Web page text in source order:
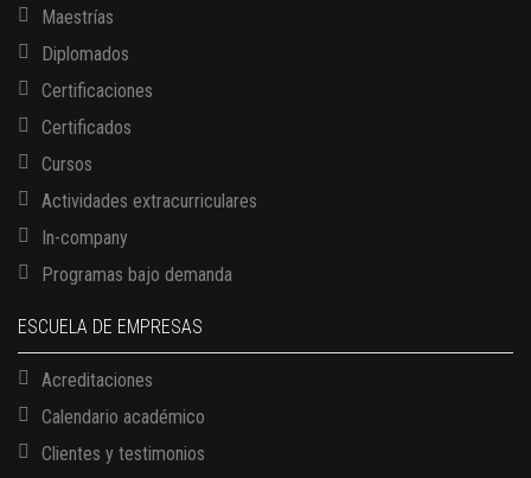
Maestrías
Diplomados
Certificaciones
Certificados
Cursos
Actividades extracurriculares
In-company
Programas bajo demanda
ESCUELA DE EMPRESAS
Acreditaciones
Calendario académico
Clientes y testimonios